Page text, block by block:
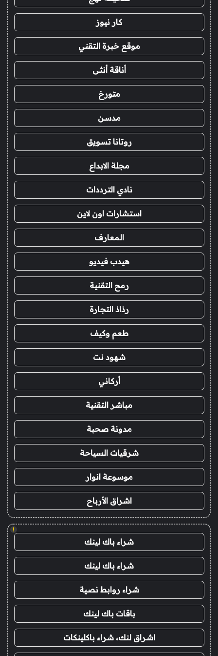
كار نيوز
موقع خبرة التقني
أناقة أنثى
متورخ
مدسن
روتانا تسويق
مجلة الابداع
نادي الترددات
استشارات اون لاين
المعارف
هيدب فيديو
رمح التقنية
رذاذ التجارة
طعم وكيف
شهود نت
أركاني
مباشر التقنية
مدونة صحبة
شرقيات السياحة
موسوعة انوار
اشراق الأرباح
!
شراء باك لينك
شراء باك لينك
شراء روابط نصية
باقات باك لينك
اشراق لنك، شراء باكلينكات